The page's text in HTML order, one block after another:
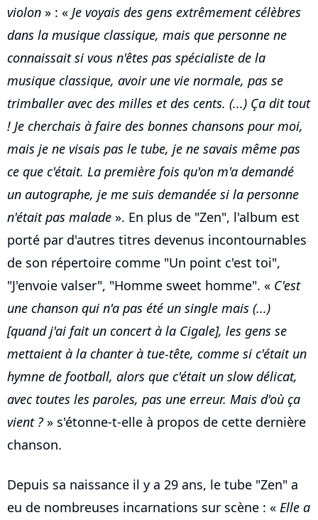
violon » : « Je voyais des gens extrêmement célèbres
dans la musique classique, mais que personne ne
connaissait si vous n'êtes pas spécialiste de la
musique classique, avoir une vie normale, pas se
trimballer avec des milles et des cents. (...) Ça dit tout
! Je cherchais à faire des bonnes chansons pour moi,
mais je ne visais pas le tube, je ne savais même pas
ce que c'était. La première fois qu'on m'a demandé
un autographe, je me suis demandée si la personne
n'était pas malade ». En plus de "Zen", l'album est
porté par d'autres titres devenus incontournables
de son répertoire comme "Un point c'est toi",
"J'envoie valser", "Homme sweet homme". « C'est
une chanson qui n'a pas été un single mais (...)
[quand j'ai fait un concert à la Cigale], les gens se
mettaient à la chanter à tue-tête, comme si c'était un
hymne de football, alors que c'était un slow délicat,
avec toutes les paroles, pas une erreur. Mais d'où ça
vient ?» s'étonne-t-elle à propos de cette dernière
chanson.
Depuis sa naissance il y a 29 ans, le tube "Zen" a
eu de nombreuses incarnations sur scène : « Elle a